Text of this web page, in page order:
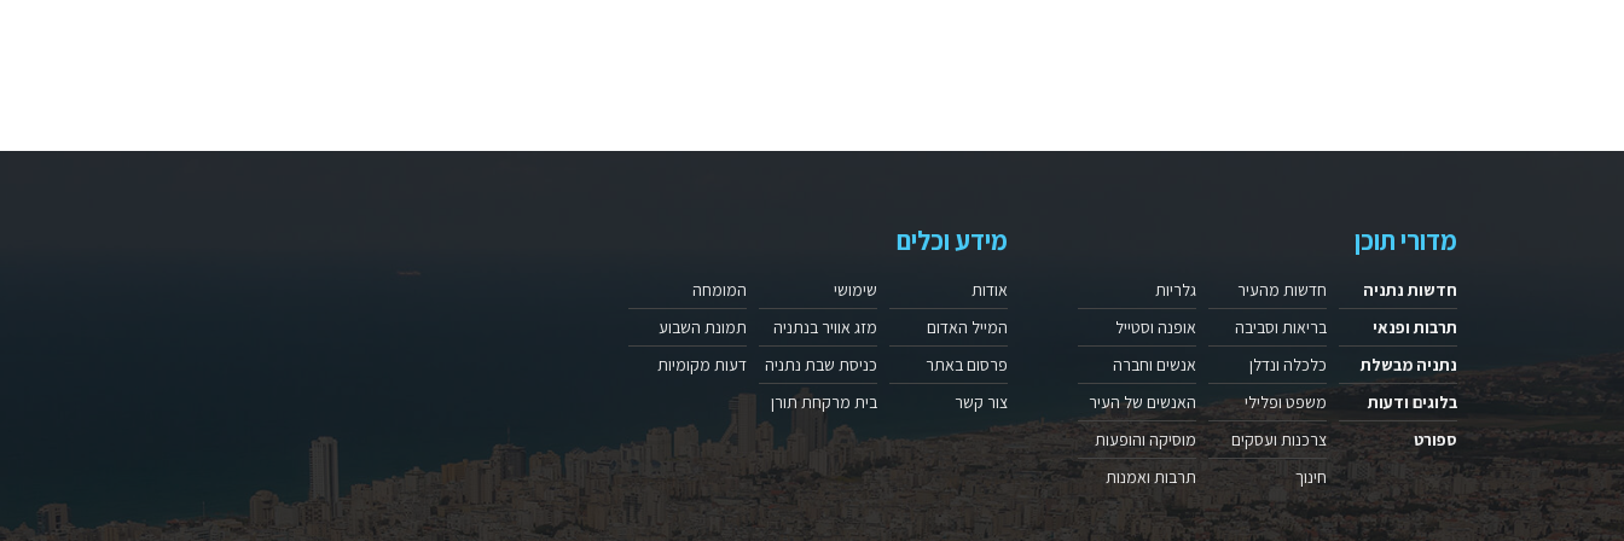
מדורי תוכן
חדשות נתניה
תרבות ופנאי
נתניה מבשלת
בלוגים ודעות
ספורט
חדשות מהעיר
בריאות וסביבה
כלכלה ונדלן
משפט ופלילי
צרכנות ועסקים
חינוך
גלריות
אופנה וסטייל
אנשים וחברה
האנשים של העיר
מוסיקה והופעות
תרבות ואמנות
מידע וכלים
אודות
המייל האדום
פרסום באתר
צור קשר
שימושי
מזג אוויר בנתניה
כניסת שבת נתניה
בית מרקחת תורן
המומחה
תמונת השבוע
דעות מקומיות